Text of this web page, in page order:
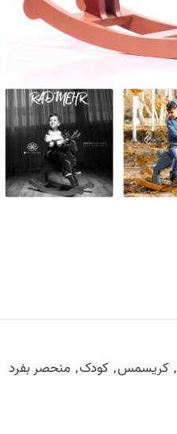
, کریسمس, کودک, منحصر بفرد